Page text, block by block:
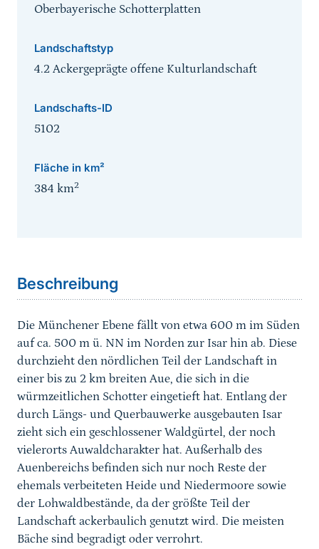
Oberbayerische Schotterplatten
Landschaftstyp
4.2 Ackergeprägte offene Kulturlandschaft
Landschafts-ID
5102
Fläche in km²
384 km2
Beschreibung
Die Münchener Ebene fällt von etwa 600 m im Süden
auf ca. 500 m ü. NN im Norden zur Isar hin ab. Diese
durchzieht den nördlichen Teil der Landschaft in
einer bis zu 2 km breiten Aue, die sich in die
würmzeitlichen Schotter eingetieft hat. Entlang der
durch Längs- und Querbauwerke ausgebauten Isar
zieht sich ein geschlossener Waldgürtel, der noch
vielerorts Auwaldcharakter hat. Außerhalb des
Auenbereichs befinden sich nur noch Reste der
ehemals verbeiteten Heide und Niedermoore sowie
der Lohwaldbestände, da der größte Teil der
Landschaft ackerbaulich genutzt wird. Die meisten
Bäche sind begradigt oder verrohrt.